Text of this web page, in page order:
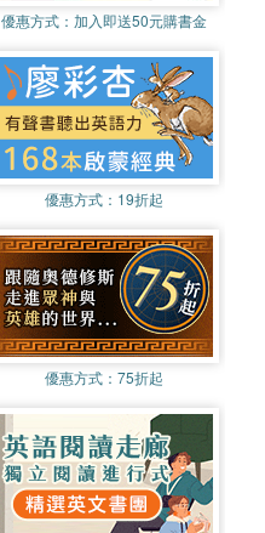
優惠方式： 加入即送50元購書金
優惠方式： 19折起
優惠方式： 75折起